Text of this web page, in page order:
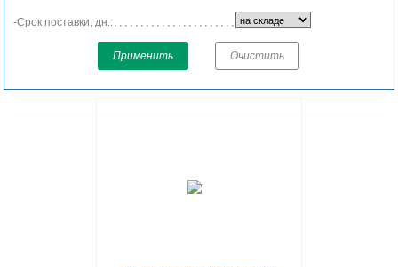
-Срок поставки, дн.:
Применить Очистить